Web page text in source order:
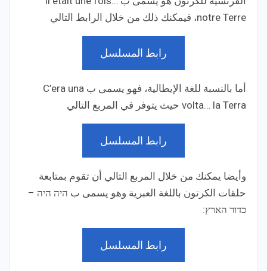
notre Terre، فيمكنك ذلك من خلال الرابط التالي
رابط المسلسل
أما بالنسبة للغة الإيطالية، فهو يسمى ب C’era una
volta… la Terra حيث يتوفر في المربع التالي
رابط المسلسل
وأيضا يمكنك من خلال المربع التالي أن تقوم بمتابعة
حلقات الكرتون باللغة العبرية وهو يسمى ب היה היה –
כדור הארץ:
رابط المسلسل